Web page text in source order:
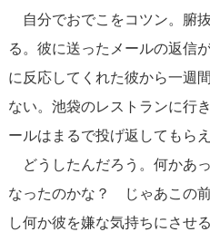
自分でおでこをコツン。腑
る。彼に送ったメールの返信
に反応してくれた彼から一週
ない。池袋のレストランに行
ールはまるで投げ返してもら
どうしたんだろう。何かあ
なったのかな？ じゃあこの
し何か彼を嫌な気持ちにさせ